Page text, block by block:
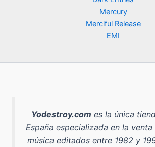
Mercury
Merciful Release
EMI
Yodestroy.com es la única
España especializada en la
música editados entre 1982 y